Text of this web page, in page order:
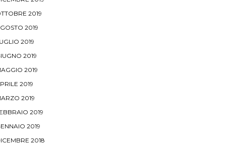
2019
2019
2019
2019
2019
2019
2019
2019
2019
2018